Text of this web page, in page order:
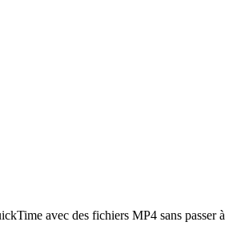
avec des fichiers MP4 sans passer à